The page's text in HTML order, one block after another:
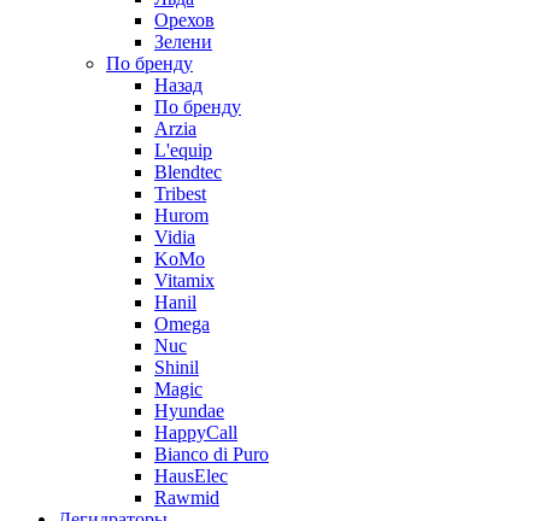
Орехов
Зелени
По бренду
Назад
По бренду
Arzia
L'equip
Blendtec
Tribest
Hurom
Vidia
KoMo
Vitamix
Hanil
Omega
Nuc
Shinil
Magic
Hyundae
HappyCall
Bianco di Puro
HausElec
Rawmid